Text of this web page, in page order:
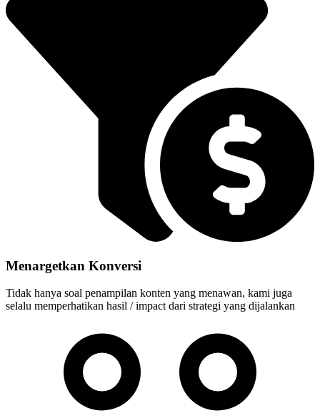
Menargetkan Konversi
Tidak hanya soal penampilan konten yang menawan, kami juga
selalu memperhatikan hasil / impact dari strategi yang dijalankan